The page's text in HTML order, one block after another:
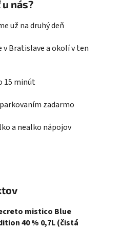
nás?
už na druhý deň
v Bratislave a okolí v ten
15 minút
zadarmo
a nealko nápojov
mistico Blue
40 % 0,7L (čistá